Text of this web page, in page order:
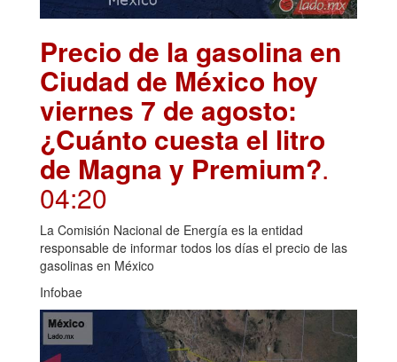
Precio de la gasolina en
Ciudad de México hoy
viernes 7 de agosto:
¿Cuánto cuesta el litro
de Magna y Premium?.
04:20
La Comisión Nacional de Energía es la entidad
responsable de informar todos los días el precio de las
gasolinas en México
Infobae